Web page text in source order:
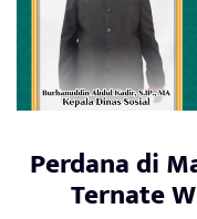
Perdana di
Ternate